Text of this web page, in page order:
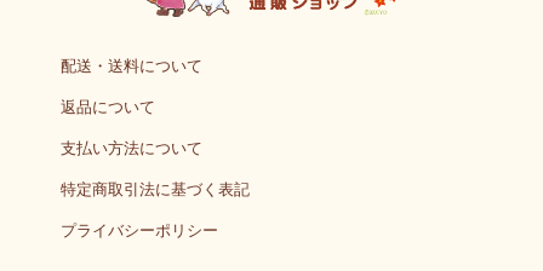
配送・送料について
返品について
支払い方法について
特定商取引法に基づく表記
プライバシーポリシー